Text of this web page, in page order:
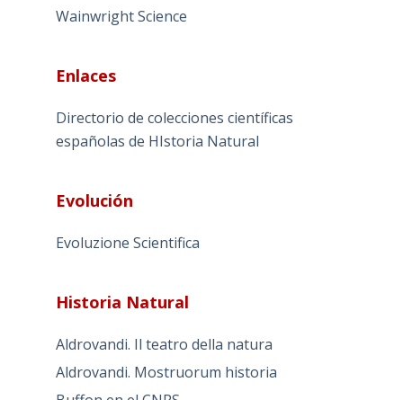
Wainwright Science
Enlaces
Directorio de colecciones científicas
españolas de HIstoria Natural
Evolución
Evoluzione Scientifica
Historia Natural
Aldrovandi. Il teatro della natura
Aldrovandi. Mostruorum historia